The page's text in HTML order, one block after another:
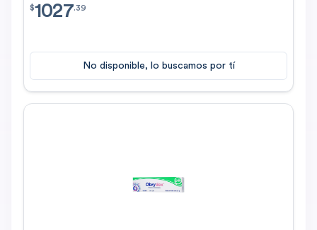
$1027.39
$1027.39
No disponible, lo buscamos por tí